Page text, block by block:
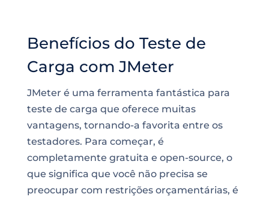
Benefícios do Teste de
Carga com JMeter
JMeter é uma ferramenta fantástica para
teste de carga que oferece muitas
vantagens, tornando-a favorita entre os
testadores. Para começar, é
completamente gratuita e open-source, o
que significa que você não precisa se
preocupar com restrições orçamentárias, é